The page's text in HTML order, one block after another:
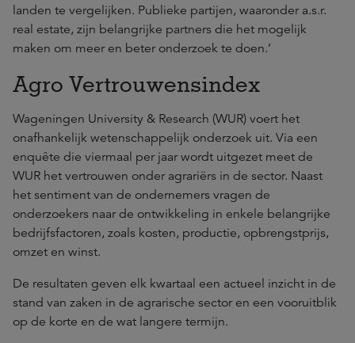
landen te vergelijken. Publieke partijen, waaronder a.s.r.
real estate, zijn belangrijke partners die het mogelijk
maken om meer en beter onderzoek te doen.’
Agro Vertrouwensindex
Wageningen University & Research (WUR) voert het
onafhankelijk wetenschappelijk onderzoek uit. Via een
enquête die viermaal per jaar wordt uitgezet meet de
WUR het vertrouwen onder agrariërs in de sector. Naast
het sentiment van de ondernemers vragen de
onderzoekers naar de ontwikkeling in enkele belangrijke
bedrijfsfactoren, zoals kosten, productie, opbrengstprijs,
omzet en winst.
De resultaten geven elk kwartaal een actueel inzicht in de
stand van zaken in de agrarische sector en een vooruitblik
op de korte en de wat langere termijn.